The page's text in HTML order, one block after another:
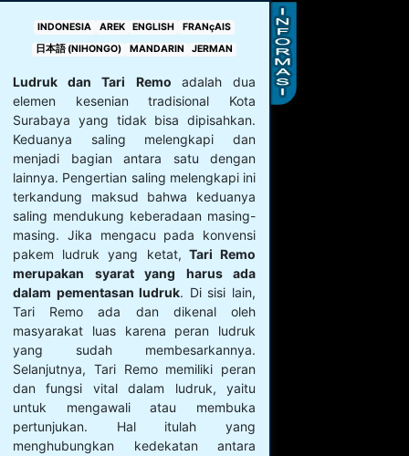
INDONESIA AREK ENGLISH
FRANçAIS
日本語 (NIHONGO)
MANDARIN JERMAN
Ludruk dan Tari Remo adalah dua
elemen kesenian tradisional Kota
Surabaya yang tidak bisa dipisahkan.
Keduanya saling melengkapi dan
menjadi bagian antara satu dengan
lainnya. Pengertian saling melengkapi ini
terkandung maksud bahwa keduanya
saling mendukung keberadaan masing-
masing. Jika mengacu pada konvensi
pakem ludruk yang ketat, Tari Remo
merupakan syarat yang harus ada
dalam pementasan ludruk. Di sisi lain,
Tari Remo ada dan dikenal oleh
masyarakat luas karena peran ludruk
yang sudah membesarkannya.
Selanjutnya, Tari Remo memiliki peran
dan fungsi vital dalam ludruk, yaitu
untuk mengawali atau membuka
pertunjukan. Hal itulah yang
menghubungkan kedekatan antara